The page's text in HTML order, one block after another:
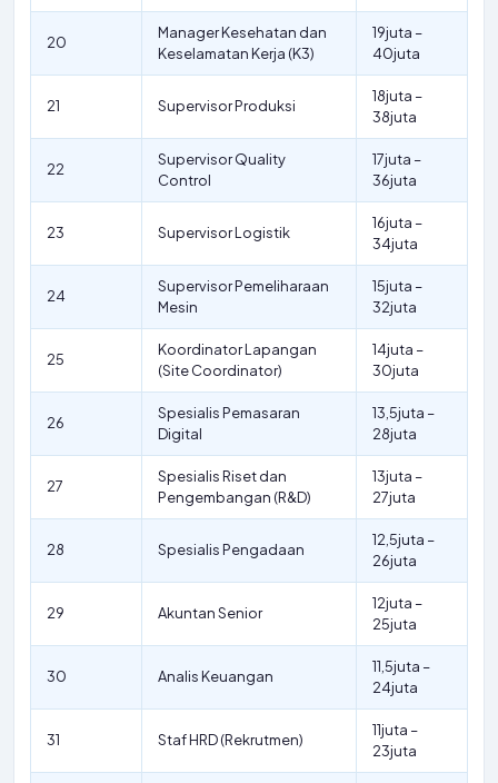
20
Manager Kesehatan dan
Keselamatan Kerja (K3)
19juta –
40juta
21 Supervisor Produksi
18juta –
38juta
22
Supervisor Quality
Control
17juta –
36juta
23 Supervisor Logistik
16juta –
34juta
24
Supervisor Pemeliharaan
Mesin
15juta –
32juta
25
Koordinator Lapangan
(Site Coordinator)
14juta –
30juta
26
Spesialis Pemasaran
Digital
13,5juta –
28juta
27
Spesialis Riset dan
Pengembangan (R&D)
13juta –
27juta
28 Spesialis Pengadaan
12,5juta –
26juta
29 Akuntan Senior
12juta –
25juta
30 Analis Keuangan
11,5juta –
24juta
31 Staf HRD (Rekrutmen)
11juta –
23juta